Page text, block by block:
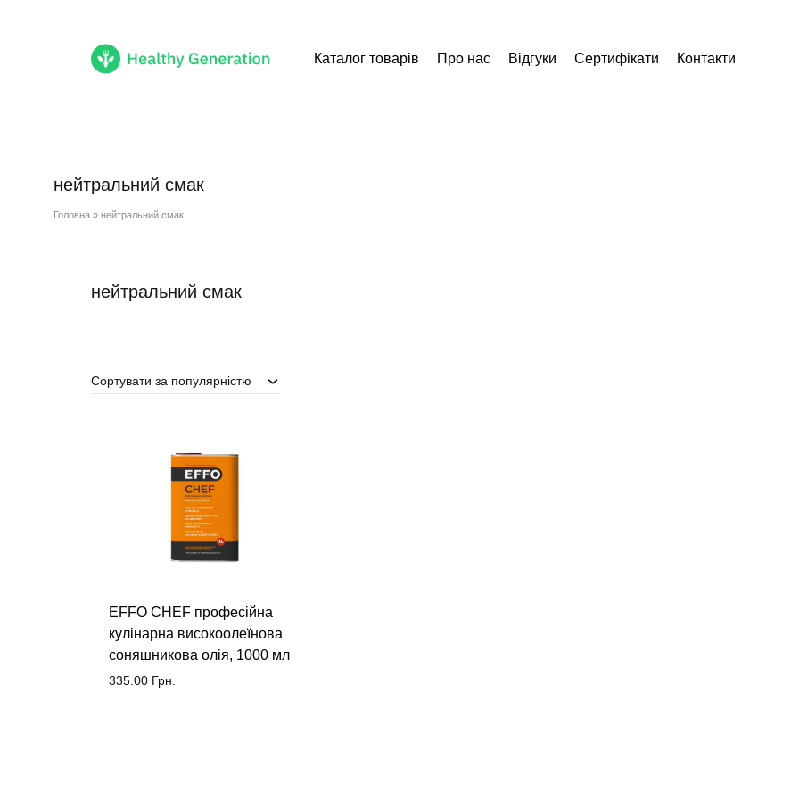
доступні
тобі
Каталог товарів Про нас Відгуки Сертифікати Контакти
нейтральний смак
Головна » нейтральний смак
нейтральний смак
Сортувати за популярністю
EFFO CHEF професійна
кулінарна високоолеїнова
соняшникова олія, 1000 мл
335.00 Грн.